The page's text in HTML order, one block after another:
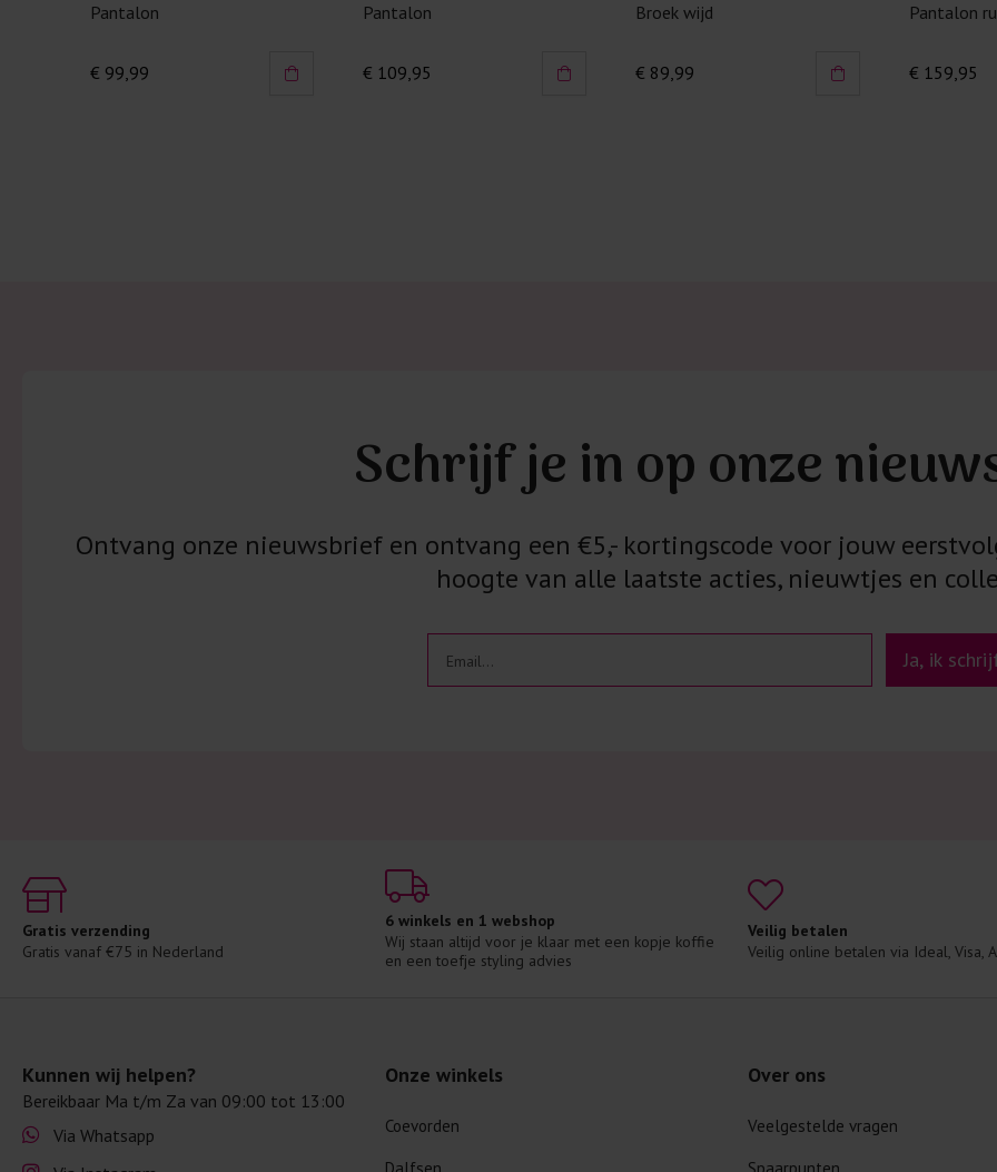
Pantalon
€ 99,99
Pantalon
€ 109,95
Broek wijd
€ 89,99
Pantalon
€ 159,95
Schrijf je in op onze
Ontvang onze nieuwsbrief en ontvang een €5,- kortingscode voor jouw
hoogte van alle laatste acties, nieuwtjes en
Ja, ik
Gratis verzending
Gratis vanaf €75 in Nederland
6 winkels en 1 webshop
Wij staan altijd voor je klaar met een kopje koffie
en een toefje styling advies
Veilig betalen
Veilig online betalen via Ideal, Visa,
Kunnen wij helpen?
Bereikbaar Ma t/m Za van 09:00 tot 13:00
Via Whatsapp
Onze winkels
Coevorden
Over ons
Veelgestelde vragen